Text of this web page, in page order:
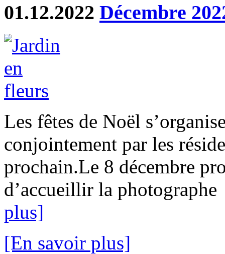
01.12.2022 Décembre
Les fêtes de Noël
conjointement par les
prochain.Le 8 décembre
d’accueillir la
plus]
[En savoir plus]